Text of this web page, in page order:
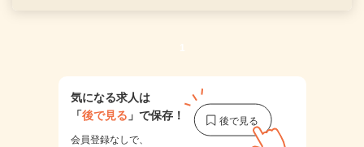
1
気になる求人は
「後で見る 」で保存！
会員登録なしで、